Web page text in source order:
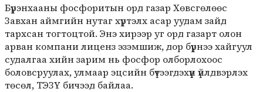
Бүрэнхааны фосфоритын орд газар Хөвсгөлөөс
Завхан аймгийн нутаг хүртэлх асар уудам зайд
тархсан тогтоцтой. Энэ хирээр уг орд газарт олон
арван компани лиценз эзэмшиж, дор бүрнээ хайгуул
судалгаа хийн зарим нь фосфор олборлохоос
боловсруулах, улмаар эцсийн бүтээгдэхүүн үйлдвэрлэх
төсөл, ТЭЗҮ бичээд байлаа.